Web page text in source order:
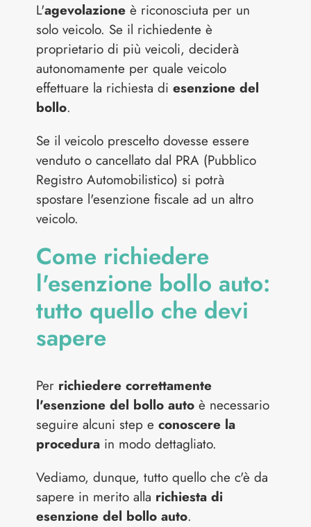
L'agevolazione è riconosciuta per un
solo veicolo. Se il richiedente è
proprietario di più veicoli, deciderà
autonomamente per quale veicolo
effettuare la richiesta diesenzione del
bollo.
Se il veicolo prescelto dovesse essere
venduto o cancellato dal PRA (Pubblico
Registro Automobilistico) si potrà
spostare l'esenzione fiscale ad un altro
veicolo.
Come richiedere
l'esenzione bollo auto:
tutto quello che devi
sapere
Per richiedere correttamente
l'esenzione del bollo auto è necessario
seguire alcuni step econoscere la
procedura in modo dettagliato.
Vediamo, dunque, tutto quello che c'è da
sapere in merito alla richiesta di
esenzione del bollo auto.